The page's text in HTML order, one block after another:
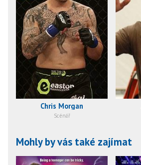
Chris Morgan
Scénář
Mohly by vás také zajímat